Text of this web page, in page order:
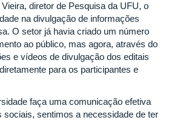
diretor de Pesquisa da UFU, o
na divulgação de informações
O setor já havia criado um número
ao público, mas agora, através do
e vídeos de divulgação dos editais
para os participantes e
faça uma comunicação efetiva
sociais, sentimos a necessidade de ter